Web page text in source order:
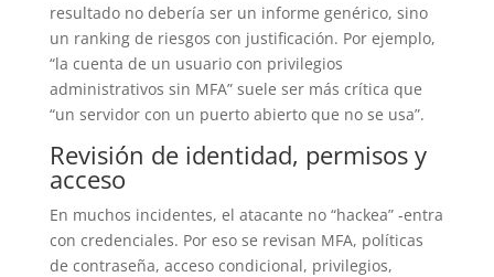
resultado no debería ser un informe genérico, sino
un ranking de riesgos con justificación. Por ejemplo,
“la cuenta de un usuario con privilegios
administrativos sin MFA” suele ser más crítica que
“un servidor con un puerto abierto que no se usa”.
Revisión de identidad, permisos y
acceso
En muchos incidentes, el atacante no “hackea” -entra
con credenciales. Por eso se revisan MFA, políticas
de contraseña, acceso condicional, privilegios,